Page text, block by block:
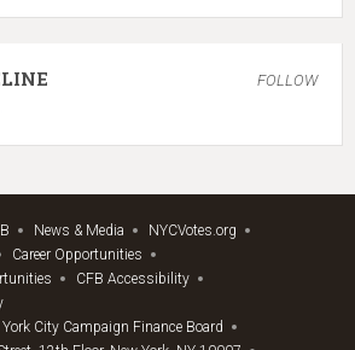
FOLLOW
News & Media
NYCVotes.org
Career Opportunities
CFB Accessibility
City Campaign Finance Board